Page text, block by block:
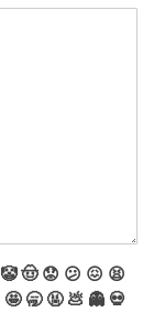
🤡🤠 😟 😕 😖 😫
🤩 🥱 🤬 💩 👻 💀